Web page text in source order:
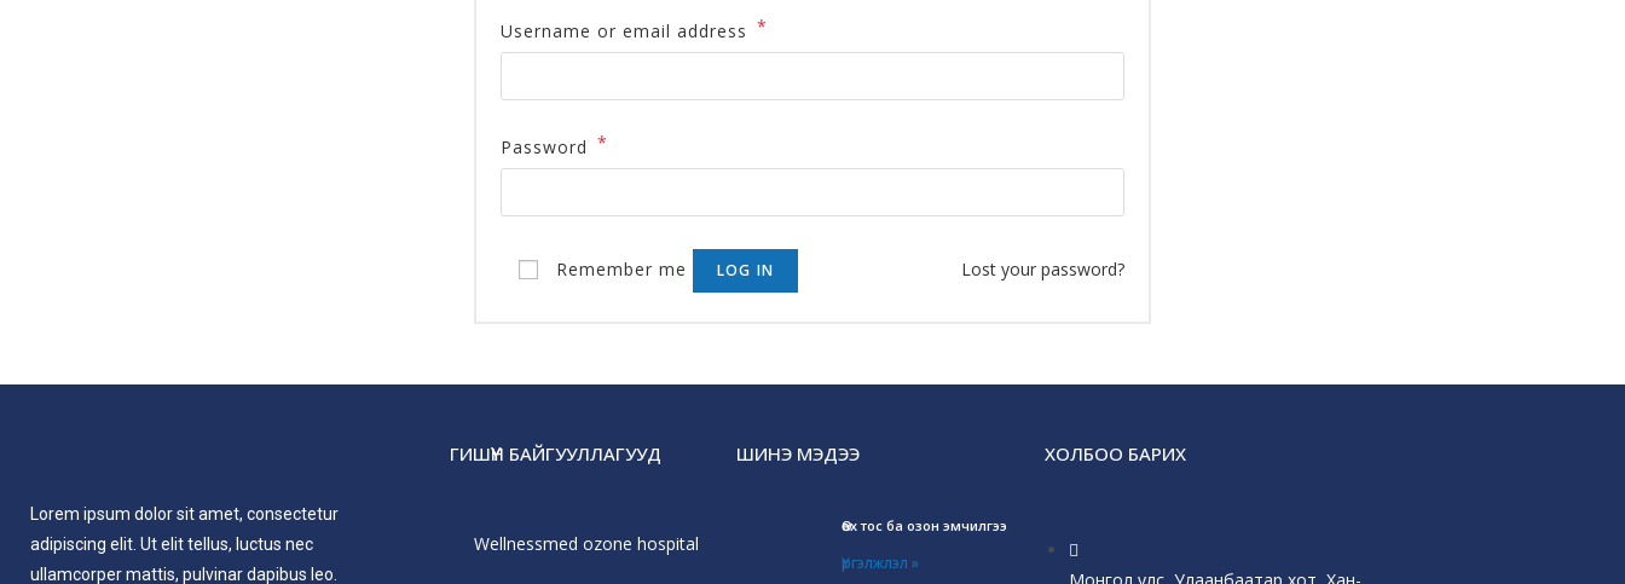
Username or email address *
Password *
Remember me LOG IN Lost your password?
Lorem ipsum dolor sit amet, consectetur
adipiscing elit. Ut elit tellus, luctus nec
ullamcorper mattis, pulvinar dapibus leo.
ГИШҮҮН БАЙГУУЛЛАГУУД
Wellnessmed ozone hospital
ШИНЭ МЭДЭЭ
Өөх тос ба озон эмчилгээ
Үргэлжлэл »
ХОЛБОО БАРИХ